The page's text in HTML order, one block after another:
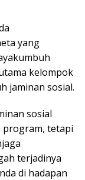
yang
kelompok
jaminan sosial.
sosial
program, tetapi
terjadinya
di hadapan